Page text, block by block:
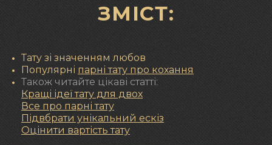
ЗМІСТ:
Тату зі значенням любов
Популярні парні тату про кохання
Також читайте цікаві статті:
Кращі ідеї тату для двох
Все про парні тату
Підвбрати унікальний ескіз
Оцінити вартість тату